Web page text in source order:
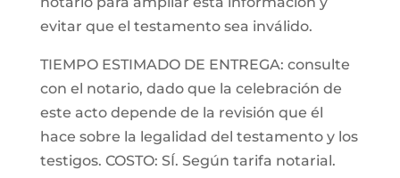
evitar que el testamento sea inválido.
TIEMPO ESTIMADO DE ENTREGA: consulte
con el notario, dado que la celebración de
este acto depende de la revisión que él
hace sobre la legalidad del testamento y los
testigos. COSTO: SÍ. Según tarifa notarial.